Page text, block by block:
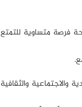
فرصة متساوية للتمتع
والاجتماعية والثقافية